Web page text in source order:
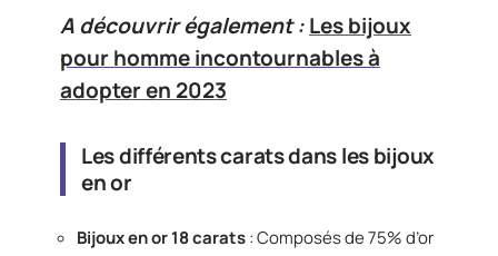
A découvrir également :Les bijoux
pour homme incontournables à
adopter en 2023
Les différents carats dans les bijoux
en or
Bijoux en or 18 carats: Composés de 75% d’or